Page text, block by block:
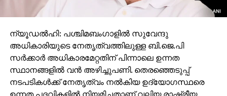
ന്യൂഡല്‍ഹി: പശ്ചിമബംഗാളില്‍ സുവേന്ദു
അധികാരിയുടെ നേതൃത്വത്തിലുള്ള ബി.ജെ.പി
സര്‍ക്കാര്‍ അധികാരമേറ്റതിന് പിന്നാലെ ഉന്നത
സ്ഥാനങ്ങളില്‍ വന്‍ അഴിച്ചുപണി. തെരഞ്ഞെടുപ്പ്
നടപടികള്‍ക്ക് നേതൃത്വം നല്‍കിയ ഉദ്യോഗസ്ഥരെ